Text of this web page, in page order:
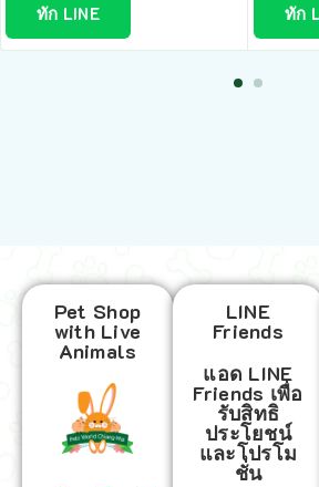
ทัก LINE ทัก
Pet Shop
with Live
Animals
LINE
Friends
แอด LINE
Friends เพื่อ
รับสิทธิ
ประโยชน์
และโปรโม
ชั่น